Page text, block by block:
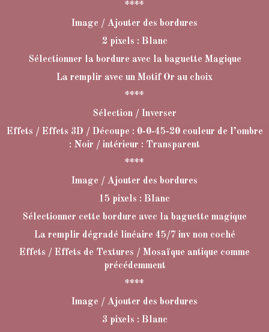
****
Image / Ajouter des bordures
2 pixels : Blanc
Sélectionner la bordure avec la baguette Magique
La remplir avec un Motif Or au choix
****
Sélection / Inverser
Effets / Effets 3D / Découpe : 0-0-45-20 couleur de l’ombre
: Noir / intérieur : Transparent
****
Image / Ajouter des bordures
15 pixels : Blanc
Sélectionner cette bordure avec la baguette magique
La remplir dégradé linéaire 45/7 inv non coché
Effets / Effets de Textures / Mosaïque antique comme
précédemment
****
Image / Ajouter des bordures
3 pixels : Blanc